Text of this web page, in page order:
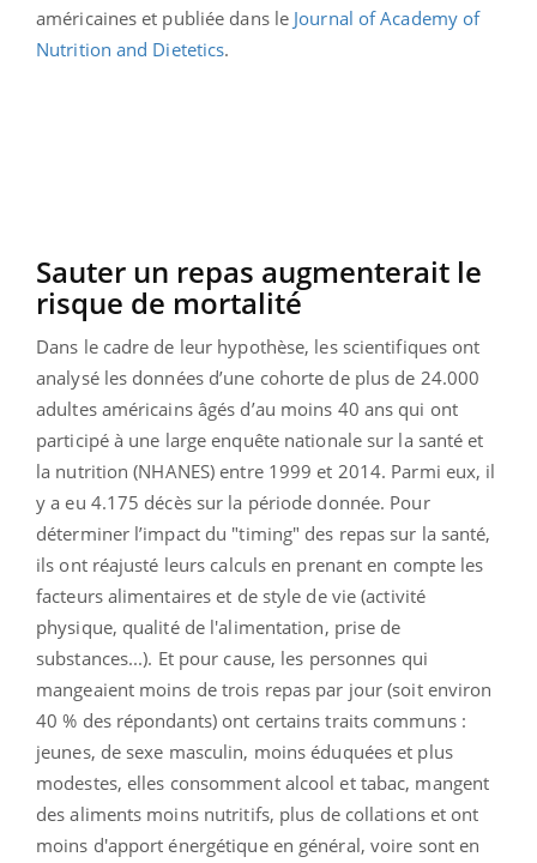
américaines et publiée dans le Journal of Academy of
Nutrition and Dietetics.
Sauter un repas augmenterait le
risque de mortalité
Dans le cadre de leur hypothèse, les scientifiques ont
analysé les données d’une cohorte de plus de 24.000
adultes américains âgés d’au moins 40 ans qui ont
participé à une large enquête nationale sur la santé et
la nutrition (NHANES) entre 1999 et 2014. Parmi eux, il
y a eu 4.175 décès sur la période donnée. Pour
déterminer l’impact du "timing" des repas sur la santé,
ils ont réajusté leurs calculs en prenant en compte les
facteurs alimentaires et de style de vie (activité
physique, qualité de l'alimentation, prise de
substances...). Et pour cause, les personnes qui
mangeaient moins de trois repas par jour (soit environ
40 % des répondants) ont certains traits communs :
jeunes, de sexe masculin, moins éduquées et plus
modestes, elles consomment alcool et tabac, mangent
des aliments moins nutritifs, plus de collations et ont
moins d'apport énergétique en général, voire sont en